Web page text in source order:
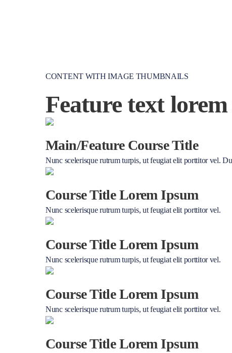
CONTENT WITH IMAGE THUMBNAILS
Feature text
Main/Feature Course Title
Nunc scelerisque rutrum turpis, ut feugiat elit porttitor vel.
Course Title Lorem Ipsum
Nunc scelerisque rutrum turpis, ut feugiat elit porttitor vel.
Course Title Lorem Ipsum
Nunc scelerisque rutrum turpis, ut feugiat elit porttitor vel.
Course Title Lorem Ipsum
Nunc scelerisque rutrum turpis, ut feugiat elit porttitor vel.
Course Title Lorem Ipsum